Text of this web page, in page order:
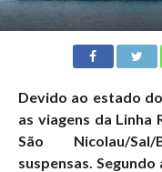
Devido ao estado
as viagens da Linha
São Nicolau/Sal/
suspensas.